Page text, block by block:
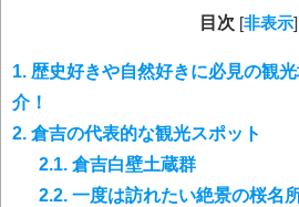
目次 [非表示]
1. 歴史好きや自然好きに必見の観
介！
2. 倉吉の代表的な観光スポット
2.1. 倉吉白壁土蔵群
2.2. 一度は訪れたい絶景の桜名